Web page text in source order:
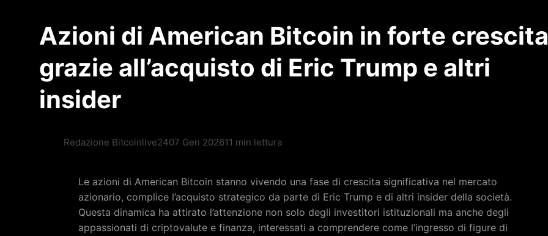
Azioni di American Bitcoin in forte crescita
grazie all’acquisto di Eric Trump e altri
insider
Redazione Bitcoinlive2407 Gen 202611 min lettura
Le azioni di American Bitcoin stanno vivendo una fase di crescita significativa nel mercato
azionario, complice l’acquisto strategico da parte di Eric Trump e di altri insider della società.
Questa dinamica ha attirato l’attenzione non solo degli investitori istituzionali ma anche degli
appassionati di criptovalute e finanza, interessati a comprendere come l’ingresso di figure di